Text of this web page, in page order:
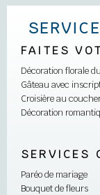
FAITES
Décoration florale
Gâteau avec
Croisière au
Décoration
SERVICES
Paréo de mariage
Bouquet de fleurs